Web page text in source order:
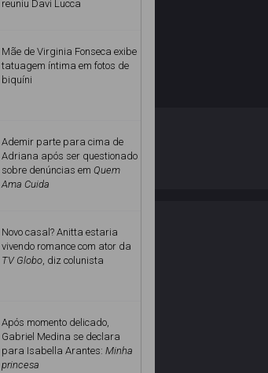
reuniu Davi Lucca
Mãe de Virginia Fonseca exibe
tatuagem íntima em fotos de
biquíni
Ademir parte para cima de
Adriana após ser questionado
sobre denúncias em Quem
Ama Cuida
Novo casal? Anitta estaria
vivendo romance com ator da
TV Globo, diz colunista
Após momento delicado,
Gabriel Medina se declara
para Isabella Arantes: Minha
princesa
Desenvolvido por